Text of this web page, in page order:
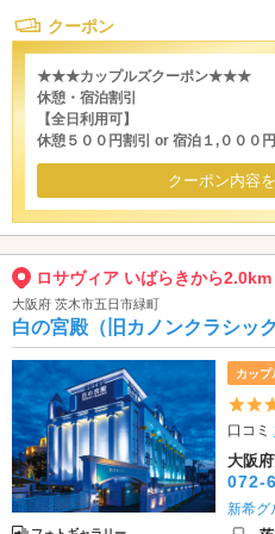
クーポン
★★★カップルズクーポン★★★
休憩・宿泊割引
【全日利用可】
休憩５００円割引 or 宿泊１,０００円
クーポン内容
ロサヴィア いばらきから2.0km
大阪府 茨木市五日市緑町
白の宮殿（旧カノンクラシック
カップ
口コミ
大阪
072-
新希グ